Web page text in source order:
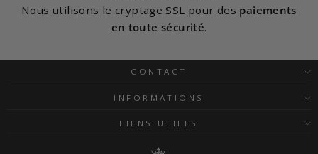
Nous utilisons le cryptage SSL pour des paiements
en toute sécurité.
CONTACT
INFORMATIONS
LIENS UTILES